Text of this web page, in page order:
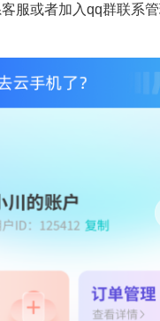
服或者加入qq群联系